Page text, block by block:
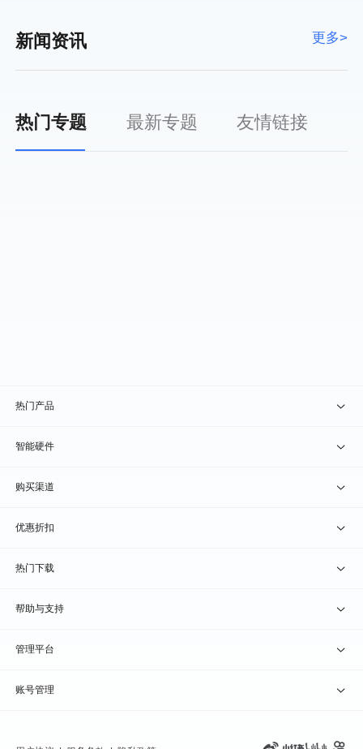
新闻资讯 更多>
热门专题 最新专题 友情链接
热门产品
贝锐向日葵 · 远程控制
贝锐蒲公英 · 异地组网
贝锐花生壳 · 动态域名
贝锐洋葱头 · 协作无间
智能硬件
贝锐向日葵硬件
贝锐蒲公英硬件
贝锐花生壳硬件
购买渠道
天猫旗舰店
京东旗舰店
优惠折扣
兑换码通道
教育公益折扣
热门下载
贝锐向日葵客户端
贝锐蒲公英客户端
贝锐花生壳客户端
帮助与支持
我要建议
我要投诉
管理平台
贝锐向日葵管理
账号管理